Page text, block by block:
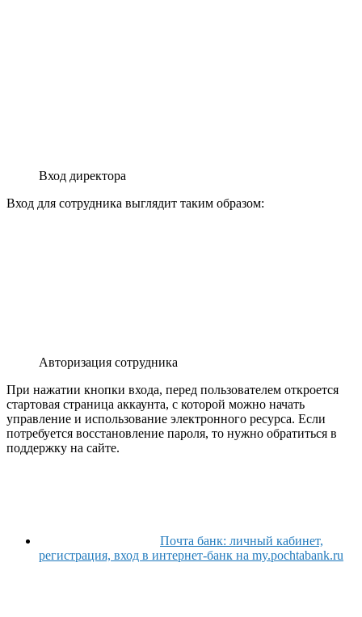
Вход директора
Вход для сотрудника выглядит таким образом:
Авторизация сотрудника
При нажатии кнопки входа, перед пользователем откроется
стартовая страница аккаунта, с которой можно начать
управление и использование электронного ресурса. Если
потребуется восстановление пароля, то нужно обратиться в
поддержку на сайте.
Почта банк: личный кабинет,
регистрация, вход в интернет-банк на my.pochtabank.ru